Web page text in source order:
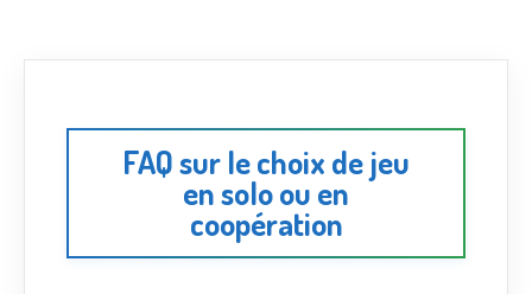
FAQ sur le choix de jeu
en solo ou en
coopération